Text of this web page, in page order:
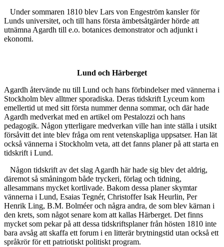
Under sommaren 1810 blev Lars von Engeström kansler för
Lunds universitet, och till hans första ämbetsåtgärder hörde att
utnämna Agardh till e.o. botanices demonstrator och adjunkt i
ekonomi.
Lund och Härberget
Agardh återvände nu till Lund och hans förbindelser med vännerna i
Stockholm blev alltmer sporadiska. Deras tidskrift Lyceum kom
emellertid ut med sitt första nummer denna sommar, och där hade
Agardh medverkat med en artikel om Pestalozzi och hans
pedagogik. Någon ytterligare medverkan ville han inte ställa i utsikt
försåvitt det inte blev fråga om rent vetenskapliga uppsatser. Han lät
också vännerna i Stockholm veta, att det fanns planer på att starta en
tidskrift i Lund.
Någon tidskrift av det slag Agardh här hade sig blev det aldrig,
däremot så småningom både tryckeri, förlag och tidning,
allesammans mycket kortlivade. Bakom dessa planer skymtar
vännerna i Lund, Esaias Tegnér, Christoffer Isak Heurlin, Per
Henrik Ling, B.M. Bolméer och några andra, de som blev kärnan i
den krets, som något senare kom att kallas Härberget. Det finns
mycket som pekar på att dessa tidskriftsplaner från hösten 1810 inte
bara avsåg att skaffa ett forum i en litterär brytningstid utan också ett
språkrör för ett patriotiskt politiskt program.